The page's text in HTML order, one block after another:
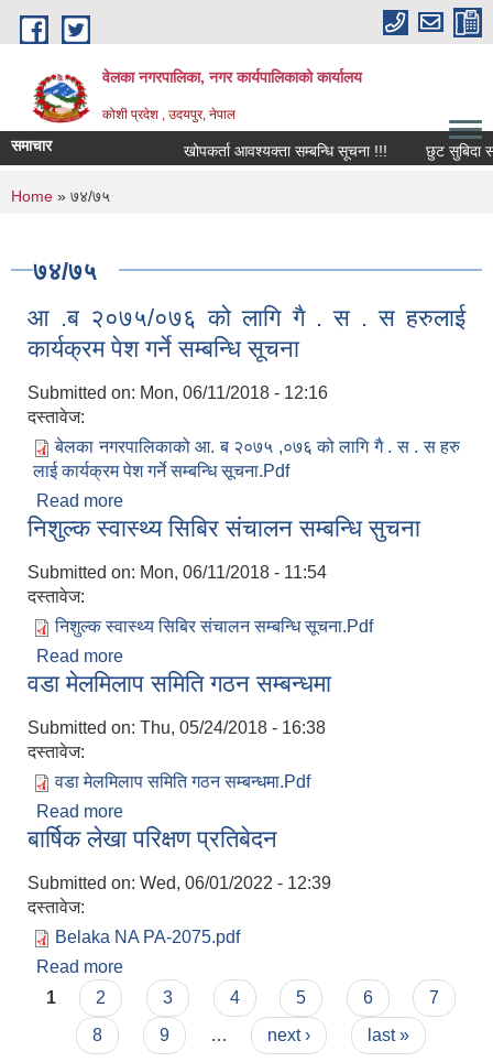
Skip to main content
वेलका नगरपालिका, नगर कार्यपालिकाको कार्यालय
कोशी प्रदेश , उदयपुर, नेपाल
समाचार खोपकर्ता आवश्यक्ता सम्बन्धि सूचना !!! छुट सुबिदा
You are here
Home » ७४/७५
७४/७५
आ .ब २०७५/०७६ को लागि गै . स . स हरुलाई
कार्यक्रम पेश गर्ने सम्बन्धि सूचना
Submitted on: Mon, 06/11/2018 - 12:16
दस्तावेज:
बेलका नगरपालिकाको आ. ब २०७५ ,०७६ को लागि गै . स . स हरु
लाई कार्यक्रम पेश गर्ने सम्बन्धि सूचना.Pdf
Read more
कार्यक्रम पेश गर्ने सम्बन्धि सूचना
निशुल्क स्वास्थ्य सिबिर संचालन सम्बन्धि सुचना
Submitted on: Mon, 06/11/2018 - 11:54
दस्तावेज:
निशुल्क स्वास्थ्य सिबिर संचालन सम्बन्धि सूचना.Pdf
Read more
वडा मेलमिलाप समिति गठन सम्बन्धमा
Submitted on: Thu, 05/24/2018 - 16:38
दस्तावेज:
वडा मेलमिलाप समिति गठन सम्बन्धमा.Pdf
Read more
बार्षिक लेखा परिक्षण प्रतिबेदन
Submitted on: Wed, 06/01/2022 - 12:39
दस्तावेज:
Belaka NA PA-2075.pdf
Read more
Pages
1 2 3 4 5 6
7
8
9 … next › last »